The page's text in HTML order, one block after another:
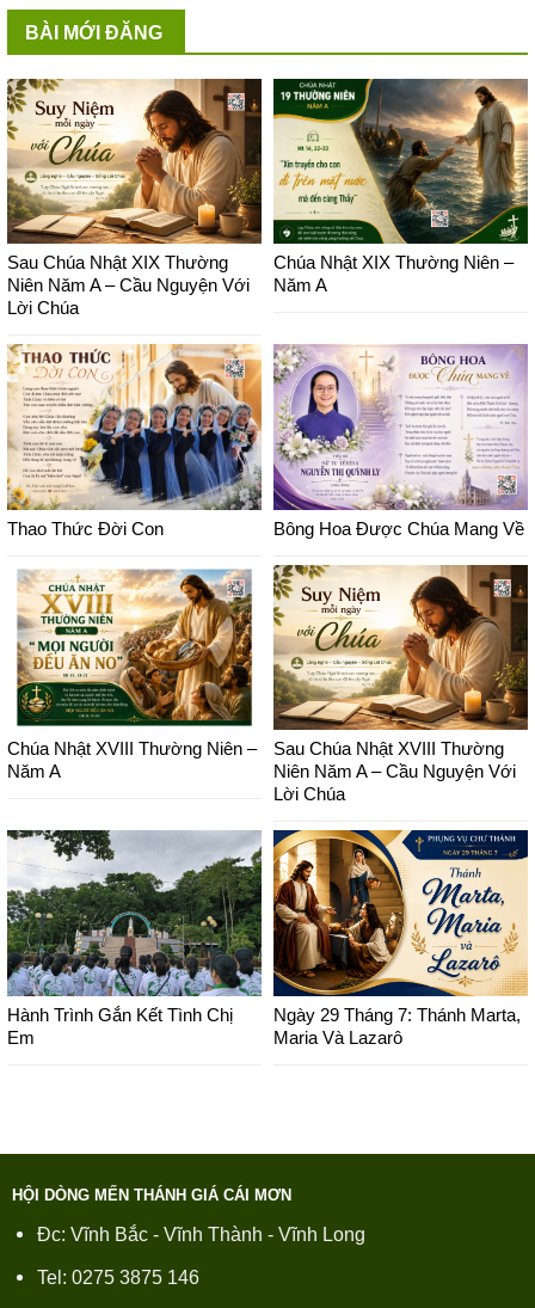
BÀI MỚI ĐĂNG
Sau Chúa Nhật XIX Thường
Niên Năm A – Cầu Nguyện Với
Lời Chúa
Chúa Nhật XIX Thường Niên –
Năm A
Thao Thức Đời Con Bông Hoa Được Chúa Mang Về
Chúa Nhật XVIII Thường Niên –
Năm A
Sau Chúa Nhật XVIII Thường
Niên Năm A – Cầu Nguyện Với
Lời Chúa
Hành Trình Gắn Kết Tình Chị
Em
Ngày 29 Tháng 7: Thánh Marta,
Maria Và Lazarô
HỘI DÒNG MẾN THÁNH GIÁ CÁI MƠN
Đc: Vĩnh Bắc - Vĩnh Thành - Vĩnh Long
Tel: 0275 3875 146